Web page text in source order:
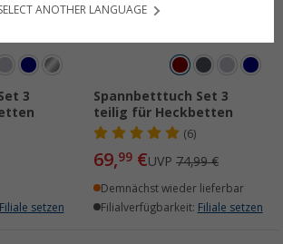
3
Filiale setzen
Spannbetttuch Set 3
teilig für Heckbetten
(6)
69,99 €UVP 74,99 €
Demnächst wieder lieferbar
Filialverfügbarkeit: Filiale setzen
ANOTHER LANGUAGE